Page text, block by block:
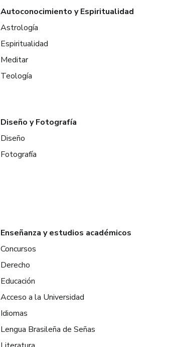
Autoconocimiento y Espiritualidad
Astrología
Espiritualidad
Meditar
Teología
Diseño y Fotografía
Diseño
Fotografía
Enseñanza y estudios académicos
Concursos
Derecho
Educación
Acceso a la Universidad
Idiomas
Lengua Brasileña de Señas